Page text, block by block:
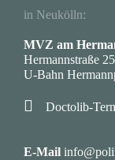
in Neukölln:
MVZ am
Hermannstraße
U-Bahn
 Doctolib-
E-Mail